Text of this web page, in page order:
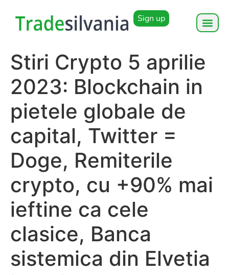
Sign up
Stiri Crypto 5 aprilie
2023: Blockchain in
pietele globale de
capital, Twitter =
Doge, Remiterile
crypto, cu +90% mai
ieftine ca cele
clasice, Banca
sistemica din Elvetia